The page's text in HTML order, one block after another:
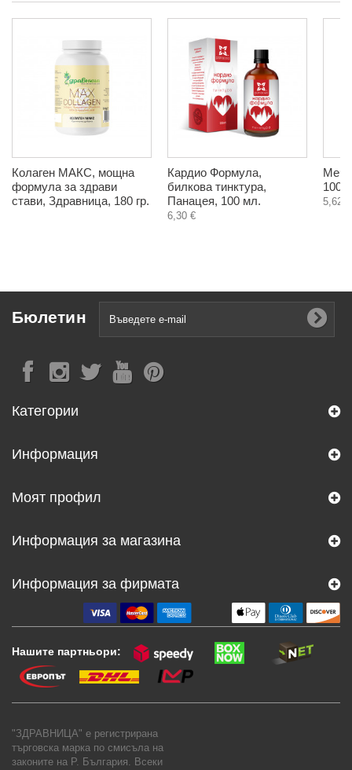
Колаген МАКС, мощна
формула за здрави
стави, Здравница, 180 гр.
Кардио Формула,
билкова тинктура,
Панацея, 100 мл.
6,30 €
100
5,62 €
Бюлетин
Категории
Информация
Моят профил
Информация за магазина
Информация за фирмата
Нашите партньори:
"ЗДРАВНИЦА" е регистрирана
търговска марка по смисъла на
законите на Р. България. Всеки